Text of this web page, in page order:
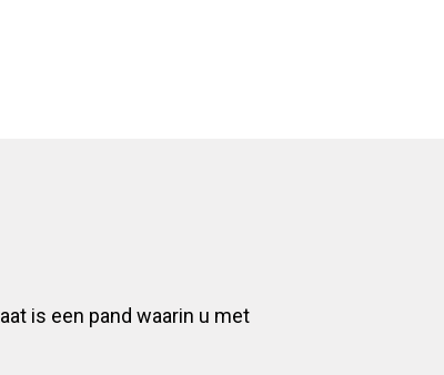
is een pand waarin u met